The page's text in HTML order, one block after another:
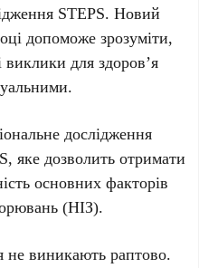
STEPS. Новий
допоможе зрозуміти,
виклики для здоров’я
дослідження
яке дозволить отримати
основних факторів
(НІЗ).
не виникають раптово.